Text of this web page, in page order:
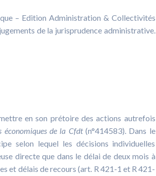
– Edition Administration & Collectivités
de la jurisprudence administrative.
en son prétoire des actions autrefois
économiques de la Cfdt (n°414583). Dans le
selon lequel les décisions individuelles
directe que dans le délai de deux mois à
et délais de recours (art. R 421-1 et R 421-